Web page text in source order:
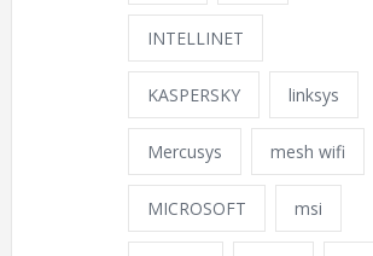
INTELLINET
KASPERSKY linksys
Mercusys mesh wifi
MICROSOFT msi